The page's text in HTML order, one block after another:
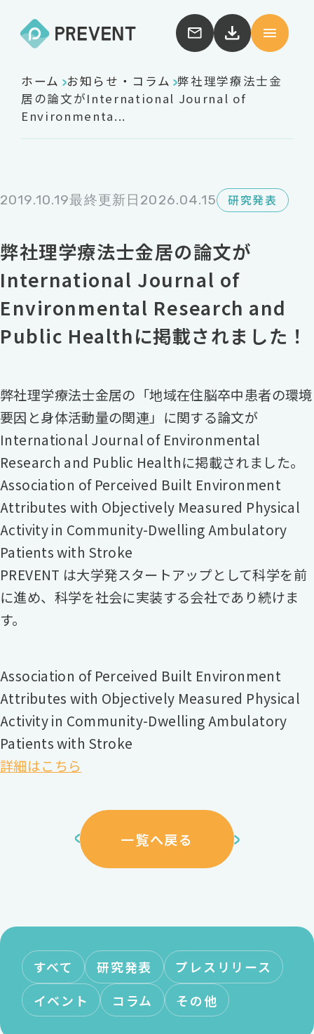
ホーム お知らせ・コラム 弊社理学療法士金
居の論文がInternational Journal of
Environmenta...
2019.10.19最終更新日2026.04.15 研究発表
弊社理学療法士金居の論文が
International Journal of
Environmental Research and
Public Healthに掲載されました！
弊社理学療法士金居の「地域在住脳卒中患者の環境
要因と身体活動量の関連」に関する論文が
International Journal of Environmental
Research and Public Healthに掲載されました。
Association of Perceived Built Environment
Attributes with Objectively Measured Physical
Activity in Community-Dwelling Ambulatory
Patients with Stroke
PREVENT は大学発スタートアップとして科学を前
に進め、科学を社会に実装する会社であり続けま
す。
Association of Perceived Built Environment
Attributes with Objectively Measured Physical
Activity in Community-Dwelling Ambulatory
Patients with Stroke
詳細はこちら
一覧へ戻る
すべて 研究発表
プレスリリース
イベント
コラム その他